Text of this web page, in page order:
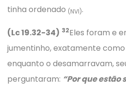
tinha ordenado (NVI).
(Lc 19.32-34) 32Eles foram e
jumentinho, exatamente como
enquanto o desamarravam,
perguntaram: “Por que estão